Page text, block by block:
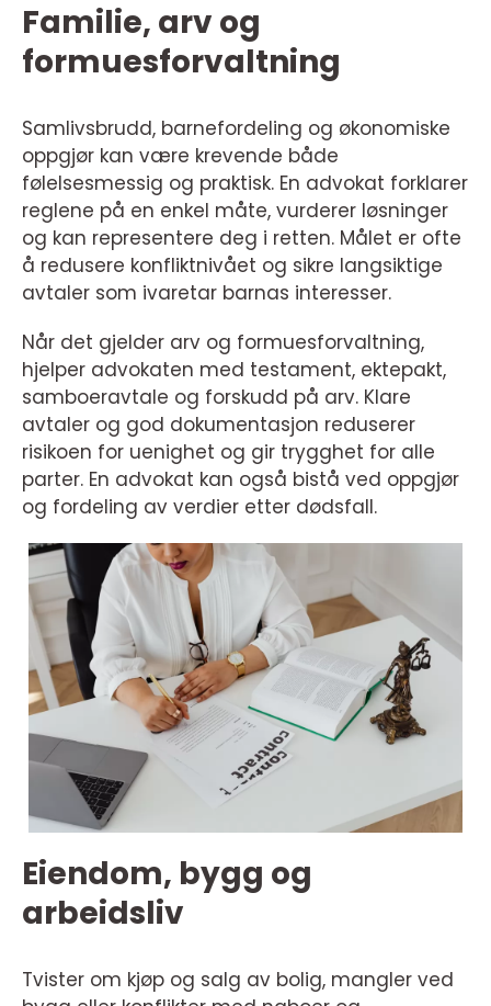
Familie, arv og
formuesforvaltning
Samlivsbrudd, barnefordeling og økonomiske
oppgjør kan være krevende både
følelsesmessig og praktisk. En advokat forklarer
reglene på en enkel måte, vurderer løsninger
og kan representere deg i retten. Målet er ofte
å redusere konfliktnivået og sikre langsiktige
avtaler som ivaretar barnas interesser.
Når det gjelder arv og formuesforvaltning,
hjelper advokaten med testament, ektepakt,
samboeravtale og forskudd på arv. Klare
avtaler og god dokumentasjon reduserer
risikoen for uenighet og gir trygghet for alle
parter. En advokat kan også bistå ved oppgjør
og fordeling av verdier etter dødsfall.
Eiendom, bygg og
arbeidsliv
Tvister om kjøp og salg av bolig, mangler ved